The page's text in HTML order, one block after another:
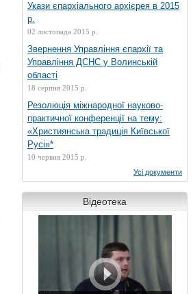
Укази єпархіального архієрея в 2015
р.
02 листопада 2015 р.
Звернення Управління єпархії та
Управління ДСНС у Волинській
області
18 серпня 2015 р.
Резолюція міжнародної науково-
практичної конференції на тему:
«Християнська традиція Київської
Русі»*
10 червня 2015 р.
Усі документи
Відеотека